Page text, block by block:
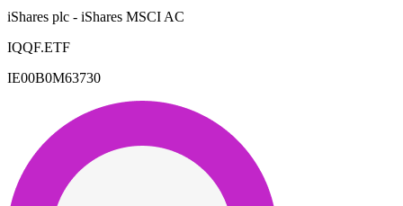
iShares plc - iShares MSCI AC
IQQF.ETF
IE00B0M63730